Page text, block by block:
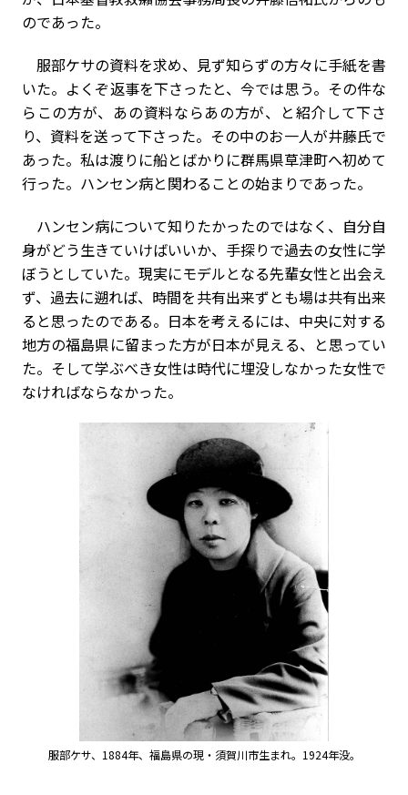
のであった。
服部ケサの資料を求め、見ず知らずの方々に手紙を書
いた。よくぞ返事を下さったと、今では思う。その件な
らこの方が、あの資料ならあの方が、と紹介して下さ
り、資料を送って下さった。その中のお一人が井藤氏で
あった。私は渡りに船とばかりに群馬県草津町へ初めて
行った。ハンセン病と関わることの始まりであった。
ハンセン病について知りたかったのではなく、自分自
身がどう生きていけばいいか、手探りで過去の女性に学
ぼうとしていた。現実にモデルとなる先輩女性と出会え
ず、過去に遡れば、時間を共有出来ずとも場は共有出来
ると思ったのである。日本を考えるには、中央に対する
地方の福島県に留まった方が日本が見える、と思ってい
た。そして学ぶべき女性は時代に埋没しなかった女性で
なければならなかった。
服部ケサ、1884年、福島県の現・須賀川市生まれ。1924年没。